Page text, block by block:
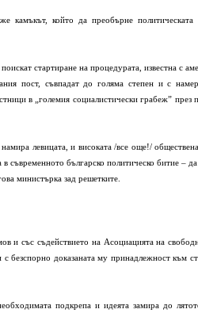
камъкът, който да преобърне политическата
стартиране на процедурата, известна с
пост, съвпадат до голяма степен и с
в „големия социалистически грабеж” през
левицата, и високата /все още!/
съвременното българско политическо битие –
министърка зад решетките.
и със съдействието на Асоциацията на
с безспорно доказаната му принадлежност към
подкрепа и идеята замира до